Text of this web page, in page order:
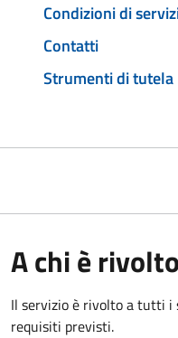
Condizioni di
Contatti
Strumenti di tutela
A chi è rivolto
Il servizio è rivolto a tutti i
requisiti previsti.